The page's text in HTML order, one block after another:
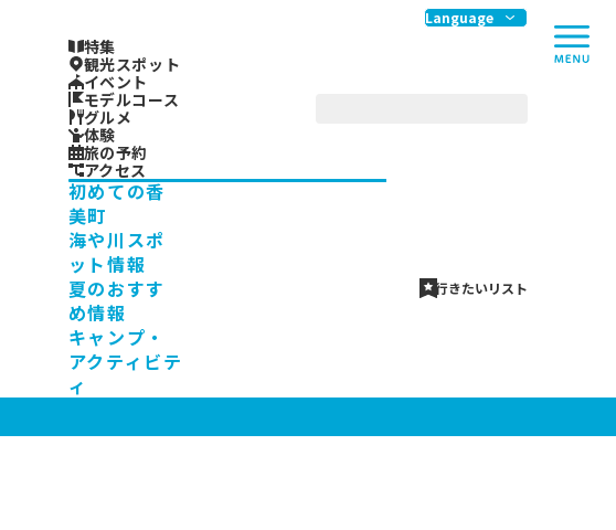
Language
行きたいリスト
特集
観光スポット
イベント
モデルコース
グルメ
体験
旅の予約
アクセス
初めての香
美町
海や川スポ
ット情報
夏のおすす
め情報
キャンプ・
アクティビテ
ィ